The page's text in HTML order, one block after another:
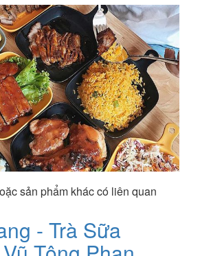
sản phẩm khác có liên quan
- Trà Sữa